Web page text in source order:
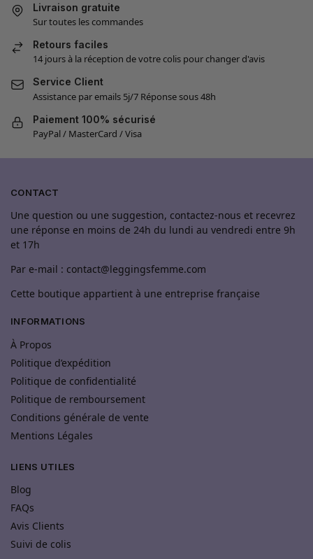
Livraison gratuite
Sur toutes les commandes
Retours faciles
14 jours à la réception de votre colis pour changer d'avis
Service Client
Assistance par emails 5j/7 Réponse sous 48h
Paiement 100% sécurisé
PayPal / MasterCard / Visa
CONTACT
Une question ou une suggestion, contactez-nous et recevrez
une réponse en moins de 24h du lundi au vendredi entre 9h
et 17h
Par e-mail : contact@leggingsfemme.com
Cette boutique appartient à une entreprise française
INFORMATIONS
À Propos
Politique d’expédition
Politique de confidentialité
Politique de remboursement
Conditions générale de vente
Mentions Légales
LIENS UTILES
Blog
FAQs
Avis Clients
Suivi de colis